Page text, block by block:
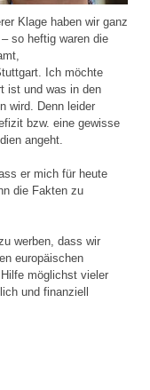
Klage haben wir ganz
so heftig waren die
Ich möchte
ist und was in den
wird. Denn leider
bzw. eine gewisse
angeht.
er mich für heute
die Fakten zu
werben, dass wir
europäischen
möglichst vieler
und finanziell